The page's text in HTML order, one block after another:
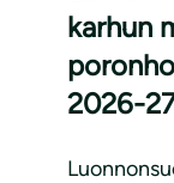
karhun
2026-